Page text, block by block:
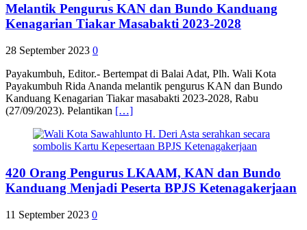
Melantik Pengurus KAN dan Bundo Kanduang
Kenagarian Tiakar Masabakti 2023-2028
28 September 2023 0
Payakumbuh, Editor.- Bertempat di Balai Adat, Plh. Wali Kota
Payakumbuh Rida Ananda melantik pengurus KAN dan Bundo
Kanduang Kenagarian Tiakar masabakti 2023-2028, Rabu
(27/09/2023). Pelantikan […]
420 Orang Pengurus LKAAM, KAN dan Bundo
Kanduang Menjadi Peserta BPJS Ketenagakerjaan
11 September 2023 0